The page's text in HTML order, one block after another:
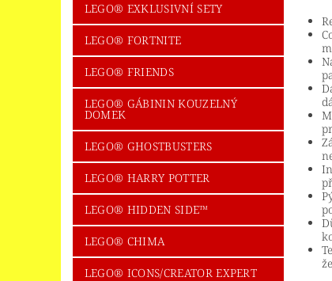
LEGO® EXKLUSIVNÍ SETY
LEGO® FORTNITE
LEGO® FRIENDS
LEGO® GÁBININ KOUZELNÝ
DOMEK
LEGO® GHOSTBUSTERS
LEGO® HARRY POTTER
LEGO® HIDDEN SIDE™
LEGO® CHIMA
LEGO® ICONS/CREATOR EXPERT